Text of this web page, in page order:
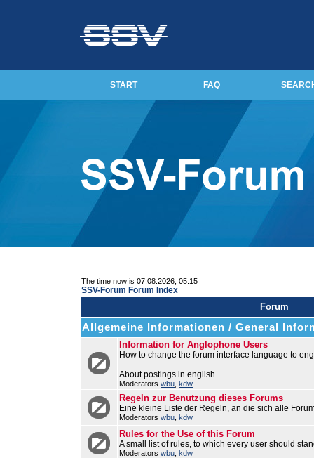
START FAQ
The time now is 07.08.2026, 05:15
SSV-Forum Forum Index
Forum
Allgemeine Informationen / General
Information for Anglophone Users
How to change the forum interface language to
About postings in english.
Moderators wbu kdw
Regeln zur Benutzung dieses Forums
Eine kleine Liste der Regeln, an die sich alle
Moderators wbu kdw
Rules for the Use of this Forum
A small list of rules, to which every user should
Moderators wbu kdw